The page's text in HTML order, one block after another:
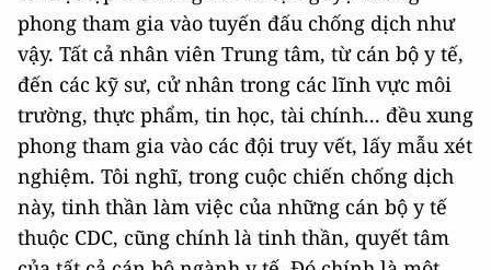
phong tham gia vào tuyến đấu chống dịch như
vậy. Tất cả nhân viên Trung tâm, từ cán bộ y tế,
đến các kỹ sư, cử nhân trong các lĩnh vực môi
trường, thực phẩm, tin học, tài chính... đều xung
phong tham gia vào các đội truy vết, lấy mẫu xét
nghiệm. Tôi nghĩ, trong cuộc chiến chống dịch
này, tinh thần làm việc của những cán bộ y tế
thuộc CDC, cũng chính là tinh thần, quyết tâm